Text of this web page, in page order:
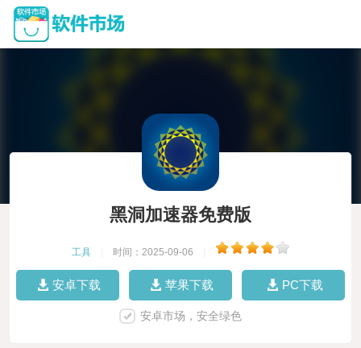
黑洞加速器免费版
工具 时间：2025-09-06
安卓下载 苹果下载 PC下载
安卓市场，安全绿色